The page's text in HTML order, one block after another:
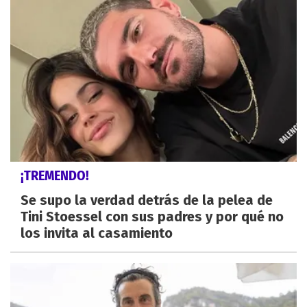
¡TREMENDO!
Se supo la verdad detrás de la pelea de
Tini Stoessel con sus padres y por qué no
los invita al casamiento